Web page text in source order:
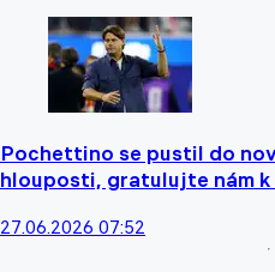
Pochettino se pustil do
hlouposti, gratulujte nám
27.06.2026 07:52